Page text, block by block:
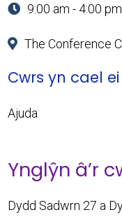
9:00 am - 4:00 pm
The Conference
Cwrs yn cael
Ajuda
Ynglŷn â’r
Dydd Sadwrn 27 a